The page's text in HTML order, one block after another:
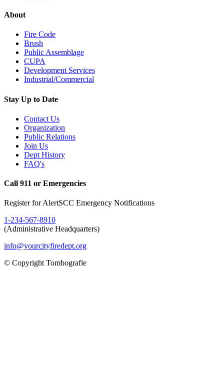
About
Fire Code
Brush
Public Assemblage
CUPA
Development Services
Industrial/Commercial
Stay Up to Date
Contact Us
Organization
Public Relations
Join Us
Dept History
FAQ's
Call 911 or Emergencies
Register for AlertSCC Emergency Notifications
1-234-567-8910
(Administrative Headquarters)
info@yourcityfiredept.org
© Copyright Tombografie